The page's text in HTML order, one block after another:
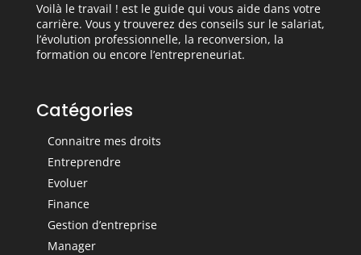
Voilà le travail ! est le guide qui vous aide dans votre
carrière. Vous y trouverez des conseils sur le salariat,
l’évolution professionnelle, la reconversion, la
formation ou encore l’entrepreneuriat.
Catégories
Connaitre mes droits
Entreprendre
Evoluer
Finance
Gestion d’entreprise
Manager